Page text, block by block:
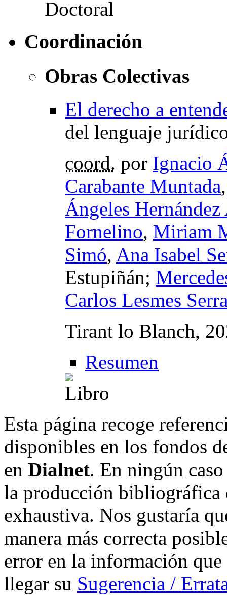
Coordinación
Obras Colectivas
El derecho a
del lenguaje
coord. por Ignacio
Carabante Muntada
Ángeles
Fornelino, Miriam
Simó, Ana Isabel
Estupiñán;
Carlos Lesmes
Tirant lo Blanch,
Resumen
Esta página recoge
disponibles en los fondos
en Dialnet. En ningún
la producción bibliográfica
exhaustiva. Nos gustaría
manera más correcta
error en la información
llegar su Sugerencia /